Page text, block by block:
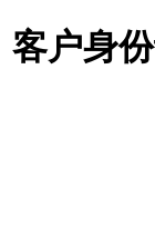
客户身